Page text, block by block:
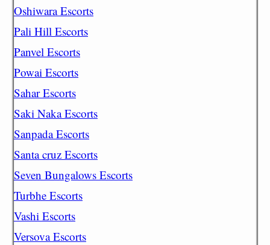
Oshiwara Escorts
Pali Hill Escorts
Panvel Escorts
Powai Escorts
Sahar Escorts
Saki Naka Escorts
Sanpada Escorts
Santa cruz Escorts
Seven Bungalows Escorts
Turbhe Escorts
Vashi Escorts
Versova Escorts